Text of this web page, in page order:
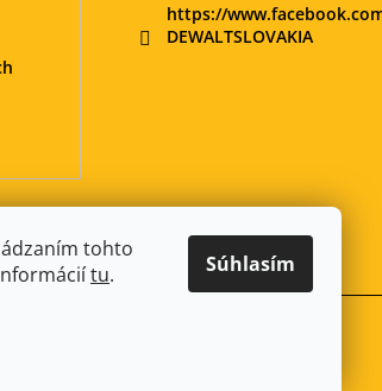
tohto
tu. Súhlasím
https://
DEWALTSLOVAKIA
Odstúpenie od zmluvy